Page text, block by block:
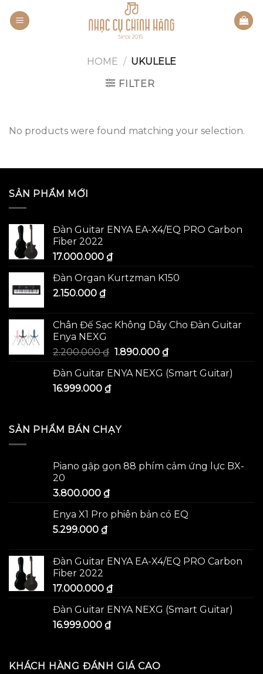
HOME / UKULELE
FILTER
No products were found matching your selection.
SẢN PHẨM MỚI
Đàn Guitar ENYA EA-X4/EQ PRO Carbon
Fiber 2022
17.000.000 ₫
Đàn Organ Kurtzman K150
2.150.000 ₫
Chân Đế Sạc Không Dây Cho Đàn Guitar
Enya NEXG
2.200.000₫ 1.890.000 ₫
Đàn Guitar ENYA NEXG (Smart Guitar)
16.999.000 ₫
SẢN PHẨM BÁN CHẠY
Piano gập gọn 88 phím cảm ứng lực BX-
20
3.800.000 ₫
Enya X1 Pro phiên bản có EQ
5.299.000 ₫
Đàn Guitar ENYA EA-X4/EQ PRO Carbon
Fiber 2022
17.000.000 ₫
Đàn Guitar ENYA NEXG (Smart Guitar)
16.999.000 ₫
KHÁCH HÀNG ĐÁNH GIÁ CAO